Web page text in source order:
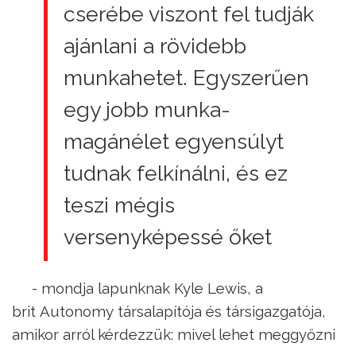
cserébe viszont fel tudják
ajánlani a rövidebb
munkahetet. Egyszerűen
egy jobb munka-
magánélet egyensúlyt
tudnak felkínálni, és ez
teszi mégis
versenyképessé őket
- mondja lapunknak Kyle Lewis, a
brit Autonomy társalapítója és társigazgatója,
amikor arról kérdezzük: mivel lehet meggyőzni